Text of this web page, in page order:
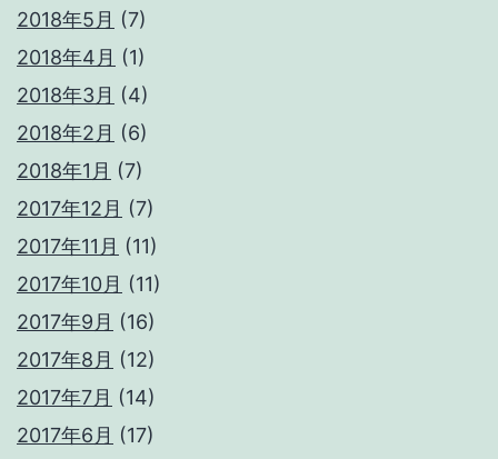
2018年5月 (7)
2018年4月 (1)
2018年3月 (4)
2018年2月 (6)
2018年1月 (7)
2017年12月 (7)
2017年11月 (11)
2017年10月 (11)
2017年9月 (16)
2017年8月 (12)
2017年7月 (14)
2017年6月 (17)